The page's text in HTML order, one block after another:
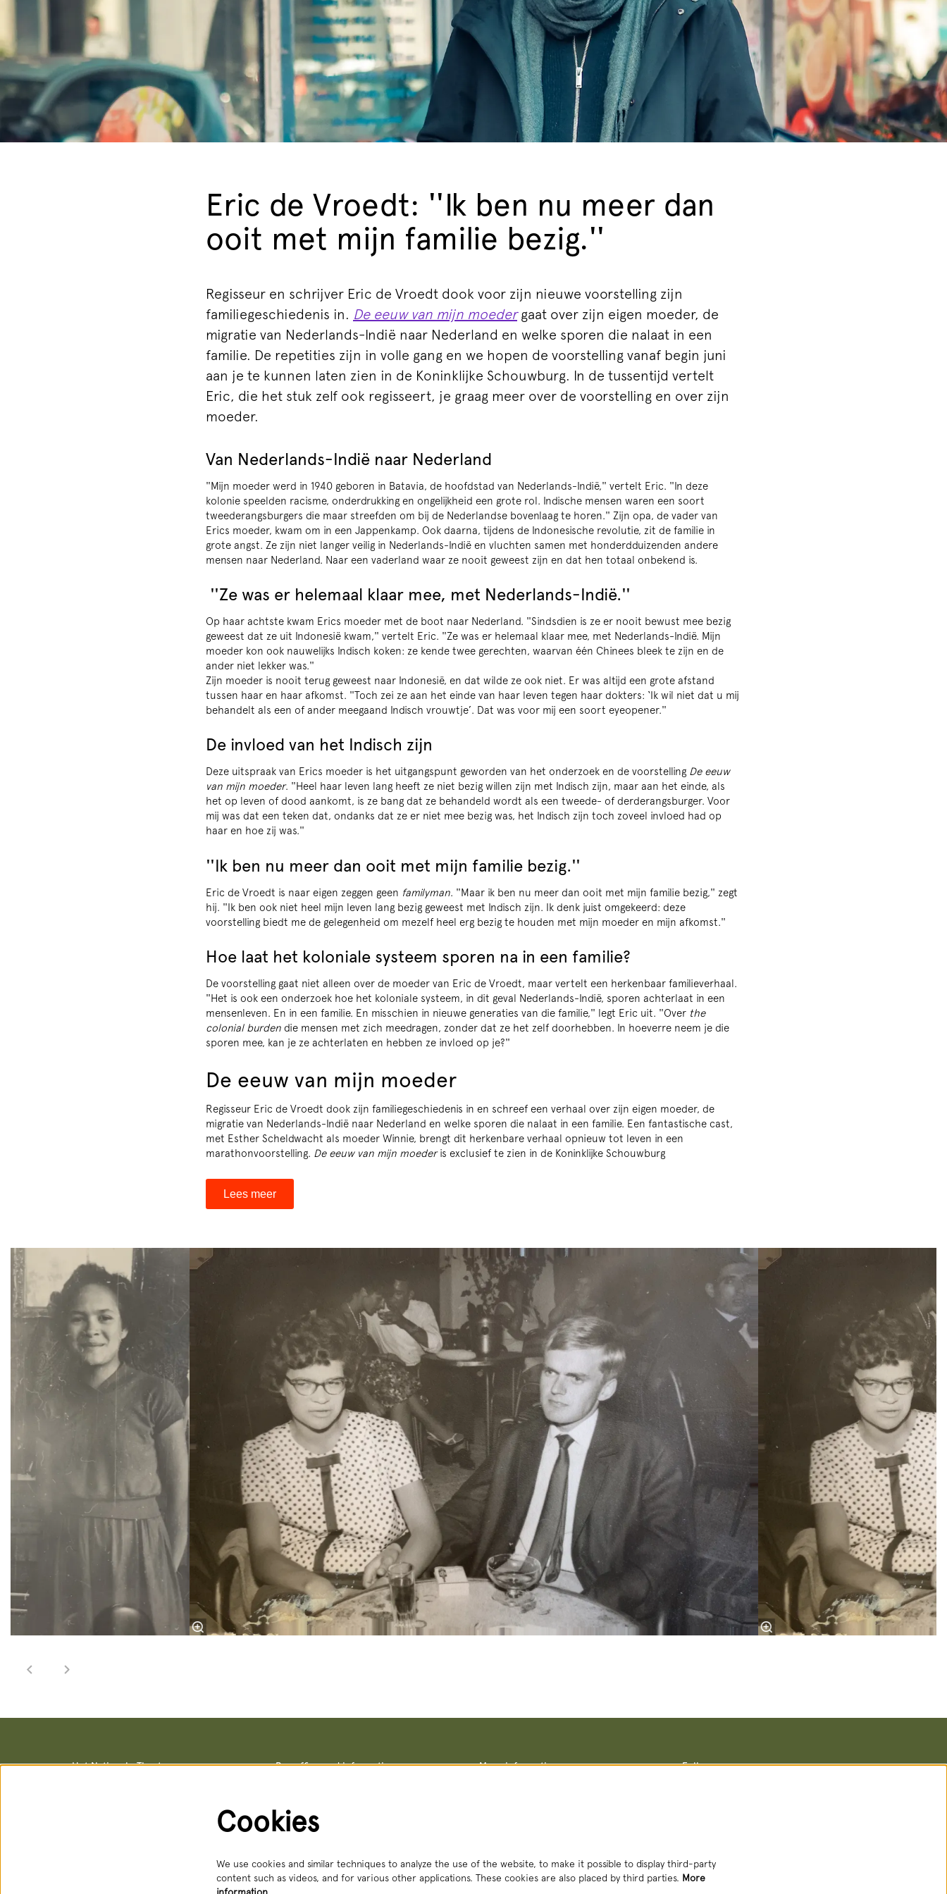
Eric de Vroedt: ''Ik ben nu meer dan
ooit met mijn familie bezig.''
Regisseur en schrijver Eric de Vroedt dook voor zijn nieuwe voorstelling zijn
familiegeschiedenis in. De eeuw van mijn moedergaat over zijn eigen moeder, de
migratie van Nederlands-Indië naar Nederland en welke sporen die nalaat in een
familie. De repetities zijn in volle gang en we hopen de voorstelling vanaf begin juni
aan je te kunnen laten zien in de Koninklijke Schouwburg. In de tussentijd vertelt
Eric, die het stuk zelf ook regisseert, je graag meer over de voorstelling en over zijn
moeder.
Van Nederlands-Indië naar Nederland
''Mijn moeder werd in 1940 geboren in Batavia, de hoofdstad van Nederlands-Indië,'' vertelt Eric. ''In deze
kolonie speelden racisme, onderdrukking en ongelijkheid een grote rol. Indische mensen waren een soort
tweederangsburgers die maar streefden om bij de Nederlandse bovenlaag te horen.'' Zijn opa, de vader van
Erics moeder, kwam om in een Jappenkamp. Ook daarna, tijdens de Indonesische revolutie, zit de familie in
grote angst. Ze zijn niet langer veilig in Nederlands-Indië en vluchten samen met honderdduizenden andere
mensen naar Nederland. Naar een vaderland waar ze nooit geweest zijn en dat hen totaal onbekend is.
''Ze was er helemaal klaar mee, met Nederlands-Indië.''
Op haar achtste kwam Erics moeder met de boot naar Nederland. ''Sindsdien is ze er nooit bewust mee bezig
geweest dat ze uit Indonesië kwam,'' vertelt Eric. ''Ze was er helemaal klaar mee, met Nederlands-Indië. Mijn
moeder kon ook nauwelijks Indisch koken: ze kende twee gerechten, waarvan één Chinees bleek te zijn en de
ander niet lekker was.''
Zijn moeder is nooit terug geweest naar Indonesië, en dat wilde ze ook niet. Er was altijd een grote afstand
tussen haar en haar afkomst. ''Toch zei ze aan het einde van haar leven tegen haar dokters: ‘Ik wil niet dat u mij
behandelt als een of ander meegaand Indisch vrouwtje’. Dat was voor mij een soort eyeopener.''
De invloed van het Indisch zijn
Deze uitspraak van Erics moeder is het uitgangspunt geworden van het onderzoek en de voorstelling De eeuw
van mijn moeder. ''Heel haar leven lang heeft ze niet bezig willen zijn met Indisch zijn, maar aan het einde, als
het op leven of dood aankomt, is ze bang dat ze behandeld wordt als een tweede- of derderangsburger. Voor
mij was dat een teken dat, ondanks dat ze er niet mee bezig was, het Indisch zijn toch zoveel invloed had op
haar en hoe zij was.''
''Ik ben nu meer dan ooit met mijn familie bezig.''
Eric de Vroedt is naar eigen zeggen geen familyman. ''Maar ik ben nu meer dan ooit met mijn familie bezig,'' zegt
hij. ''Ik ben ook niet heel mijn leven lang bezig geweest met Indisch zijn. Ik denk juist omgekeerd: deze
voorstelling biedt me de gelegenheid om mezelf heel erg bezig te houden met mijn moeder en mijn afkomst.''
Hoe laat het koloniale systeem sporen na in een familie?
De voorstelling gaat niet alleen over de moeder van Eric de Vroedt, maar vertelt een herkenbaar familieverhaal.
''Het is ook een onderzoek hoe het koloniale systeem, in dit geval Nederlands-Indië, sporen achterlaat in een
mensenleven. En in een familie. En misschien in nieuwe generaties van die familie,'' legt Eric uit. ''Over the
colonial burden die mensen met zich meedragen, zonder dat ze het zelf doorhebben. In hoeverre neem je die
sporen mee, kan je ze achterlaten en hebben ze invloed op je?''
De eeuw van mijn moeder
Regisseur Eric de Vroedt dook zijn familiegeschiedenis in en schreef een verhaal over zijn eigen moeder, de
migratie van Nederlands-Indië naar Nederland en welke sporen die nalaat in een familie. Een fantastische cast,
met Esther Scheldwacht als moeder Winnie, brengt dit herkenbare verhaal opnieuw tot leven in een
marathonvoorstelling. De eeuw van mijn moederis exclusief te zien in de Koninklijke Schouwburg
Lees meer
Skip
Zoom
Het Nationale Theater Box office and information
088 356 5 356
service@hnt.nl
More information Follow us
Cookies
We use cookies and similar techniques to analyze the use of the website, to make it possible to display third-party
content such as videos, and for various other applications. These cookies are also placed by third parties. More
information…